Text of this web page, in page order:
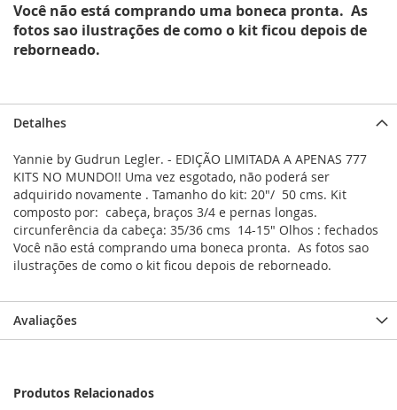
Você não está comprando uma boneca pronta. As
fotos sao ilustrações de como o kit ficou depois de
reborneado.
Detalhes
Yannie by Gudrun Legler. - EDIÇÃO LIMITADA A APENAS 777
KITS NO MUNDO!! Uma vez esgotado, não poderá ser
adquirido novamente . Tamanho do kit: 20"/ 50 cms. Kit
composto por: cabeça, braços 3/4 e pernas longas.
circunferência da cabeça: 35/36 cms 14-15" Olhos : fechados
Você não está comprando uma boneca pronta. As fotos sao
ilustrações de como o kit ficou depois de reborneado.
Avaliações
Produtos Relacionados